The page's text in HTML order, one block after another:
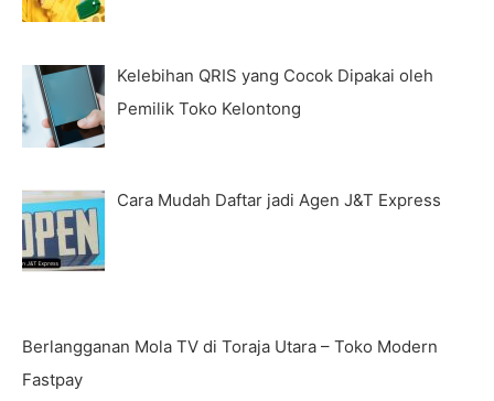
Kelebihan QRIS yang Cocok Dipakai oleh
Pemilik Toko Kelontong
Cara Mudah Daftar jadi Agen J&T Express
Berlangganan Mola TV di Toraja Utara – Toko Modern
Fastpay